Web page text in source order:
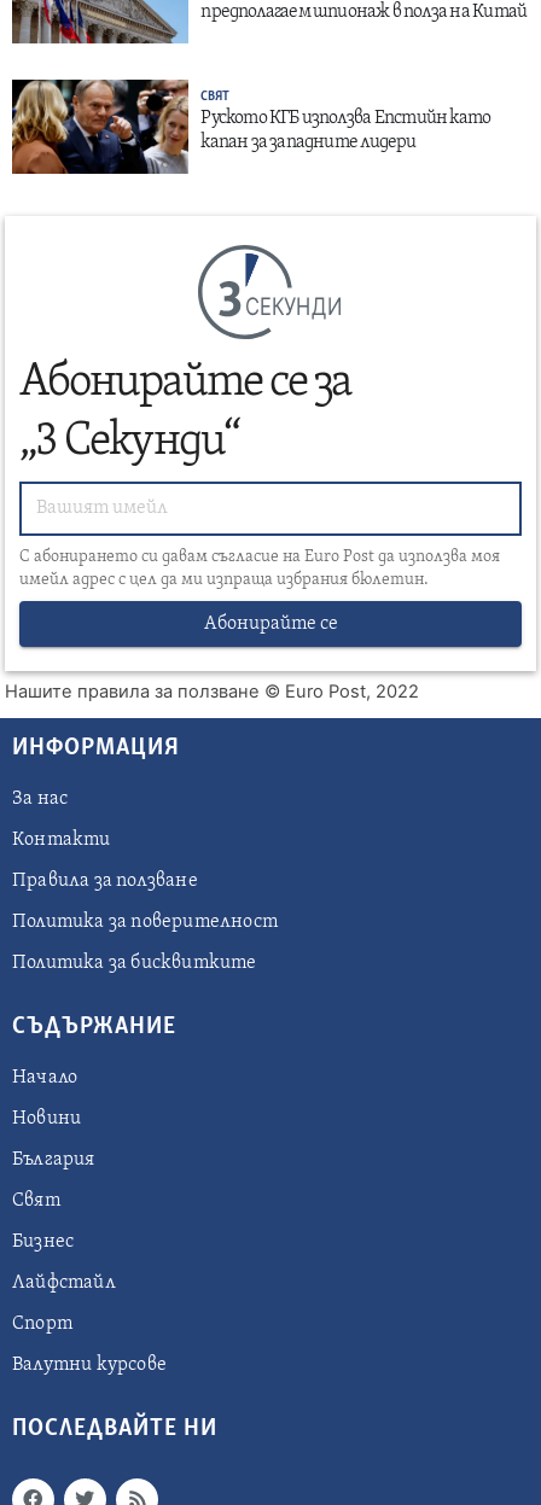
предполагаем шпионаж в полза на Китай
СВЯТ
Руското КГБ използва Епстийн като
капан за западните лидери
СЕКУНДИ
Абонирайте се за
„3 Секунди“
С абонирането си давам съгласие на Euro Post да използва моя
имейл адрес с цел да ми изпраща избрания бюлетин.
Абонирайте се
Нашите правила за ползване © Euro Post, 2022
ИНФОРМАЦИЯ
За нас
Контакти
Правила за ползване
Политика за поверителност
Политика за бисквитките
СЪДЪРЖАНИЕ
Начало
Новини
България
Свят
Бизнес
Лайфстайл
Спорт
Валутни курсове
ПОСЛЕДВАЙТЕ НИ